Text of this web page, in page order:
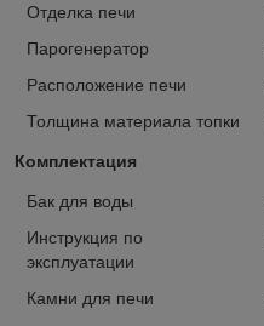
Отделка печи
Парогенератор
Расположение печи
Толщина материала топки
Комплектация
Бак для воды
Инструкция по
эксплуатации
Камни для печи